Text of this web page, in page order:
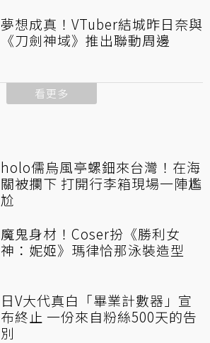
夢想成真！VTuber結城昨日奈與
《刀劍神域》推出聯動周邊
看更多
holo儒烏風亭螺鈿來台灣！在海
關被攔下 打開行李箱現場一陣尷
尬
魔鬼身材！Coser扮《勝利女
神：妮姬》瑪律恰那泳裝造型
日V大代真白「畢業計數器」宣
布終止 一份來自粉絲500天的告
別